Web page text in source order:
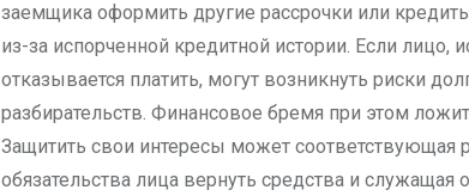
заемщика оформить другие рассрочки или
из-за испорченной кредитной истории. Если лицо,
отказывается платить, могут возникнуть риски
разбирательств. Финансовое бремя при этом
Защитить свои интересы может соответствующая
обязательства лица вернуть средства и служащая